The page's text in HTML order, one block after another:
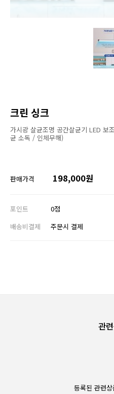
크린 싱크
가시광 살균조명 공간살균기 LED
균 소독 / 인체무해)
판매가격 198,000원
포인트
0점
배송비결제
주문시 결제
관
등록된 관련